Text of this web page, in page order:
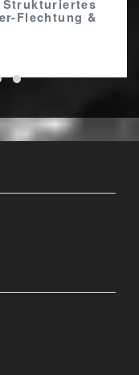
Strukturiertes
Flechtung &